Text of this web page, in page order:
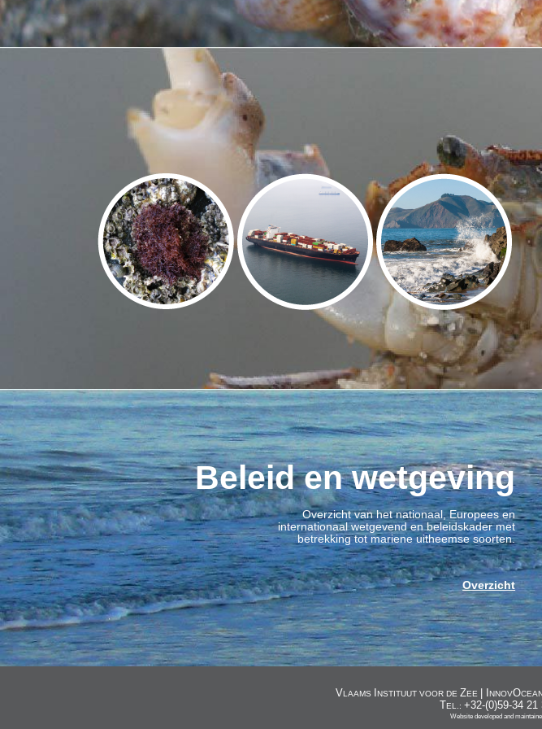
Beleid en wetgeving
Overzicht van het nationaal, Europees en
internationaal wetgevend en beleidskader met
betrekking tot mariene uitheemse soorten.
Overzicht
VLAAMS NSTITUUT VOOR DE ZEE NNOVO
TEL.: +32-(0)59-34 21
Website developed and